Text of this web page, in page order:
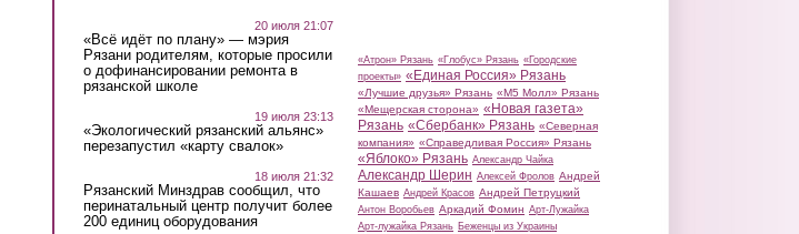
20 июля 21:07
«Всё идёт по плану» — мэрия
Рязани родителям, которые просили
о дофинансировании ремонта в
рязанской школе
19 июля 23:13
«Экологический рязанский альянс»
перезапустил «карту свалок»
18 июля 21:32
Рязанский Минздрав сообщил, что
перинатальный центр получит более
200 единиц оборудования
«Атрон» Рязань «Глобус» Рязань «Городские
проекты» «Единая Россия» Рязань
«Лучшие друзья» Рязань «М5 Молл» Рязань
«Мещерская сторона» «Новая газета»
Рязань «Сбербанк» Рязань «Северная
компания» «Справедливая Россия» Рязань
«Яблоко» Рязань Александр Чайка
Александр Шерин Алексей Фролов Андрей
Кашаев Андрей Красов Андрей Петруцкий
Антон Воробьев Аркадий Фомин Арт-Лужайка
Арт-лужайка Рязань Беженцы из Украины